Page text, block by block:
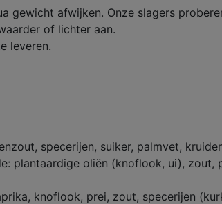
gewicht afwijken. Onze slagers
of lichter aan.
leveren.
specerijen, suiker, palmvet,
plantaardige oliën (knoflook, ui), zout,
knoflook, prei, zout, specerijen